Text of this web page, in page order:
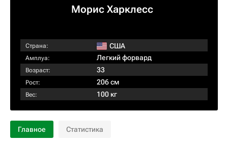
Морис Харклесс
Страна: США
Амплуа: Легкий форвард
Возраст: 33
Рост: 206 см
Вес: 100 кг
Главное Статистика